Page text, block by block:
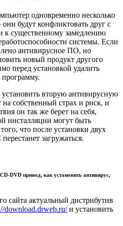
одновременно несколько
будут конфликтовать друг с
к существенному замедлению
системы. Если
антивирусное ПО, но
новый продукт другого
перед установкой удалить
установить вторую антивирусную
на собственный страх и риск, и
он так же берет на себя,
инсталляции могут быть
что после установки двух
загружаться.
DVD привод, как установить антивирус,
сайта актуальный дистрибутив
download.drweb.ru/и установить